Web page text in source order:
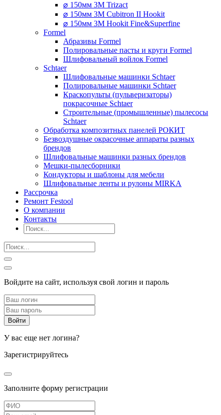
⌀ 150мм 3M Trizact
⌀ 150мм 3M Cubitron II Hookit
⌀ 150мм 3M Hookit Fine&Superfine
Formel
Абразивы Formel
Полировальные пасты и круги Formel
Шлифовальный войлок Formel
Schtaer
Шлифовальные машинки Schtaer
Полировальные машинки Schtaer
Краскопульты (пульверизаторы)
покрасочные Schtaer
Строительные (промышленные) пылесосы
Schtaer
Обработка композитных панелей РОКИТ
Безвоздушные окрасочные аппараты разных
брендов
Шлифовальные машинки разных брендов
Мешки-пылесборники
Кондукторы и шаблоны для мебели
Шлифовальные ленты и рулоны MIRKA
Рассрочка
Ремонт Festool
О компании
Контакты
Войдите на сайт, используя свой логин и пароль
У вас еще нет логина?
Зарегистрируйтесь
Заполните форму регистрации